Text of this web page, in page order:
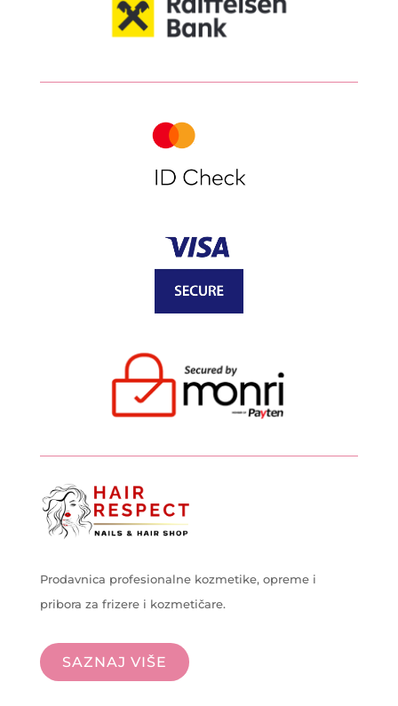
Prodavnica profesionalne kozmetike, opreme i
pribora za frizere i kozmetičare.
SAZNAJ VIŠE